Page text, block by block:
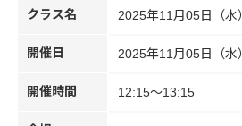
クラス名 2025年11月05日（
開催日 2025年11月05日（水）
開催時間 12:15～13:15